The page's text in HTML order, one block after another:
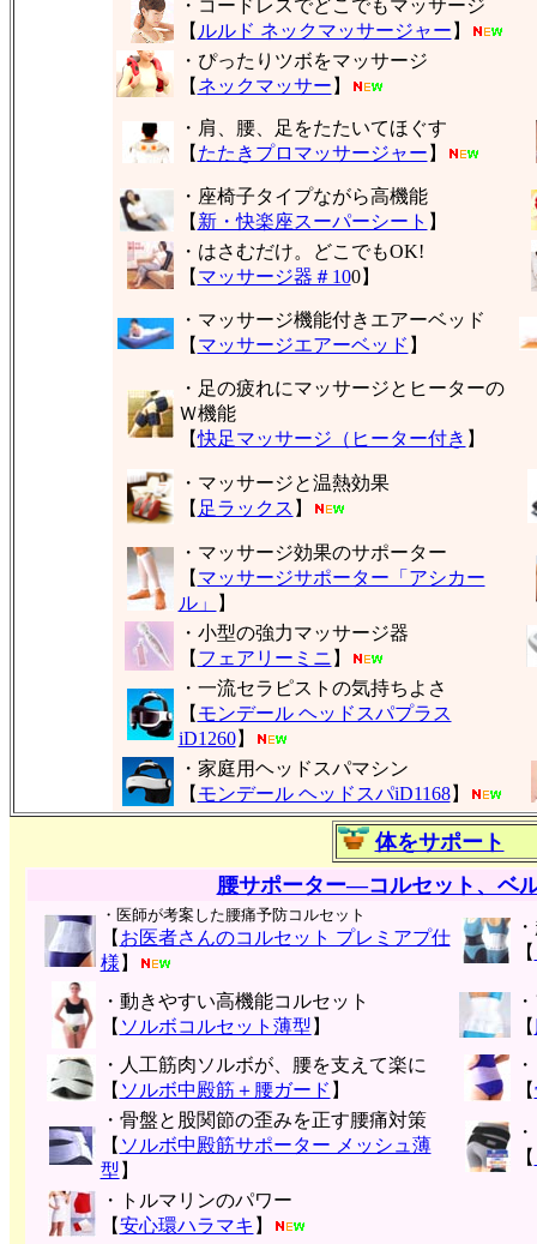
・コードレスでどこでもマッサージ
【 ルルド ネックマッサージャー 】
・ぴったりツボをマッサージ
【 ネックマッサー 】
・肩、腰、足をたたいてほぐす
【 たたきプロマッサージャー 】
・座椅子タイプながら高機能
【 新・快楽座スーパーシート 】
・はさむだけ。どこでもOK!
【 マッサージ器＃100】
・マッサージ機能付きエアーベッド
【 マッサージエアーベッド 】
・足の疲れにマッサージとヒーターの
Ｗ機能
【快足マッサージ（ヒーター付き 】
・マッサージと温熱効果
【 足ラックス 】
・マッサージ効果のサポーター
【 マッサージサポーター「アシカー
ル」
】
・小型の強力マッサージ器
【 フェアリーミニ 】
・一流セラピストの気持ちよさ
【 モンデール ヘッドスパプラス
iD1260】
・家庭用ヘッドスパマシン
【 モンデール ヘッドスパiD1168】
体をサポート
腰サポーター―コルセット、ベ
・医師が考案した腰痛予防コルセット
【 お医者さんのコルセット プレミアプ仕
様 】
【
・動きやすい高機能コルセット
【 ソルボコルセット薄型 】
【
・人工筋肉ソルボが、腰を支えて楽に
【 ソルボ中殿筋＋腰ガード 】
【
・骨盤と股関節の歪みを正す腰痛対策
【 ソルボ中殿筋サポーター メッシュ薄
型 】
【
・トルマリンのパワー
【安心環ハラマキ 】